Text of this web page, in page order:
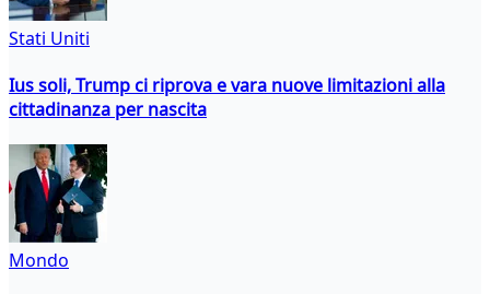
Stati Uniti
Ius soli, Trump ci riprova e vara nuove limitazioni alla
cittadinanza per nascita
Mondo